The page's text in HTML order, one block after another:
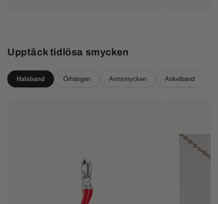
Upptäck tidlösa smycken
Halsband Örhängen Armsmycken Ankelband